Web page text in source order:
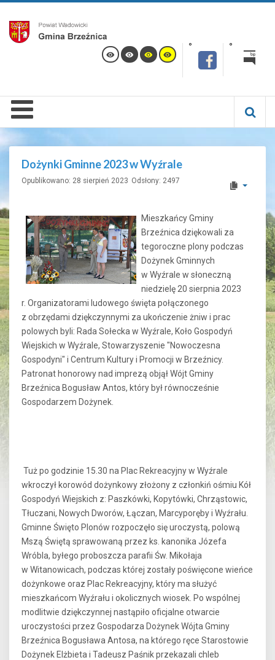
Dożynki Gminne 2023 w Wyźrale
Opublikowano: 28 sierpień 2023 Odsłony: 2497
Mieszkańcy Gminy
Brzeźnica dziękowali za
tegoroczne plony podczas
Dożynek Gminnych
w Wyźrale w słoneczną
niedzielę 20 sierpnia 2023
r. Organizatorami ludowego święta połączonego
z obrzędami dziękczynnymi za ukończenie żniw i prac
polowych byli: Rada Sołecka w Wyźrale, Koło Gospodyń
Wiejskich w Wyźrale, Stowarzyszenie "Nowoczesna
Gospodyni" i Centrum Kultury i Promocji w Brzeźnicy.
Patronat honorowy nad imprezą objął Wójt Gminy
Brzeźnica Bogusław Antos, który był równocześnie
Gospodarzem Dożynek.
Tuż po godzinie 15.30 na Plac Rekreacyjny w Wyźrale
wkroczył korowód dożynkowy złożony z członkiń ośmiu Kół
Gospodyń Wiejskich z: Paszkówki, Kopytówki, Chrząstowic,
Tłuczani, Nowych Dworów, Łączan, Marcyporęby i Wyźrału.
Gminne Święto Plonów rozpoczęło się uroczystą, polową
Mszą Świętą sprawowaną przez ks. kanonika Józefa
Wróbla, byłego proboszcza parafii Św. Mikołaja
w Witanowicach, podczas której zostały poświęcone wieńce
dożynkowe oraz Plac Rekreacyjny, który ma służyć
mieszkańcom Wyźrału i okolicznych wiosek. Po wspólnej
modlitwie dziękczynnej nastąpiło oficjalne otwarcie
uroczystości przez Gospodarza Dożynek Wójta Gminy
Brzeźnica Bogusława Antosa, na którego ręce Starostowie
Dożynek Elżbieta i Tadeusz Paśnik przekazali chleb